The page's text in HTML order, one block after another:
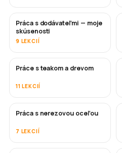
ČOSKORO
Práca s dodávateľmi — moje
skúsenosti
9 LEKCIÍ
Práce s teakom a drevom
11 LEKCIÍ
ČOSKORO
Práca s nerezovou oceľou
7 LEKCIÍ